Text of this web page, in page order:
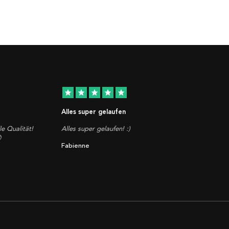
Qualität!
star star star star star
Alles super gelaufen
Alles super gelaufen! :)
Fabienne